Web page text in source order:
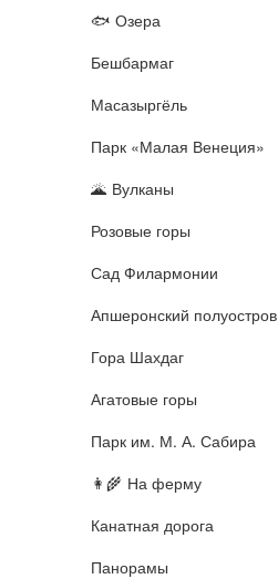
Озера
Бешбармаг
Масазыргёль
Парк «Малая Венеция»
Вулканы
Розовые горы
Сад Филармонии
Апшеронский полуостров
Гора Шахдаг
Агатовые горы
Парк им. М. А. Сабира
На ферму
Канатная дорога
Панорамы